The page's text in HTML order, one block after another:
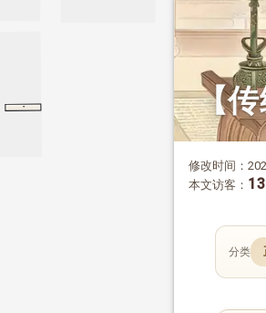
诸侯到士人的本
女眷的劳作
公九年
·
襄公九年 【
修改时间：
本文访客： 13
分类